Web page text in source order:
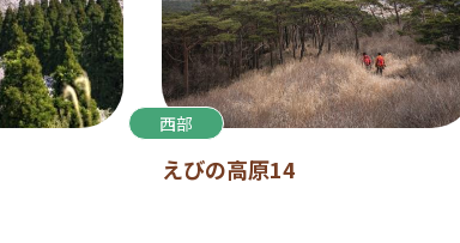
西部
えびの高原14